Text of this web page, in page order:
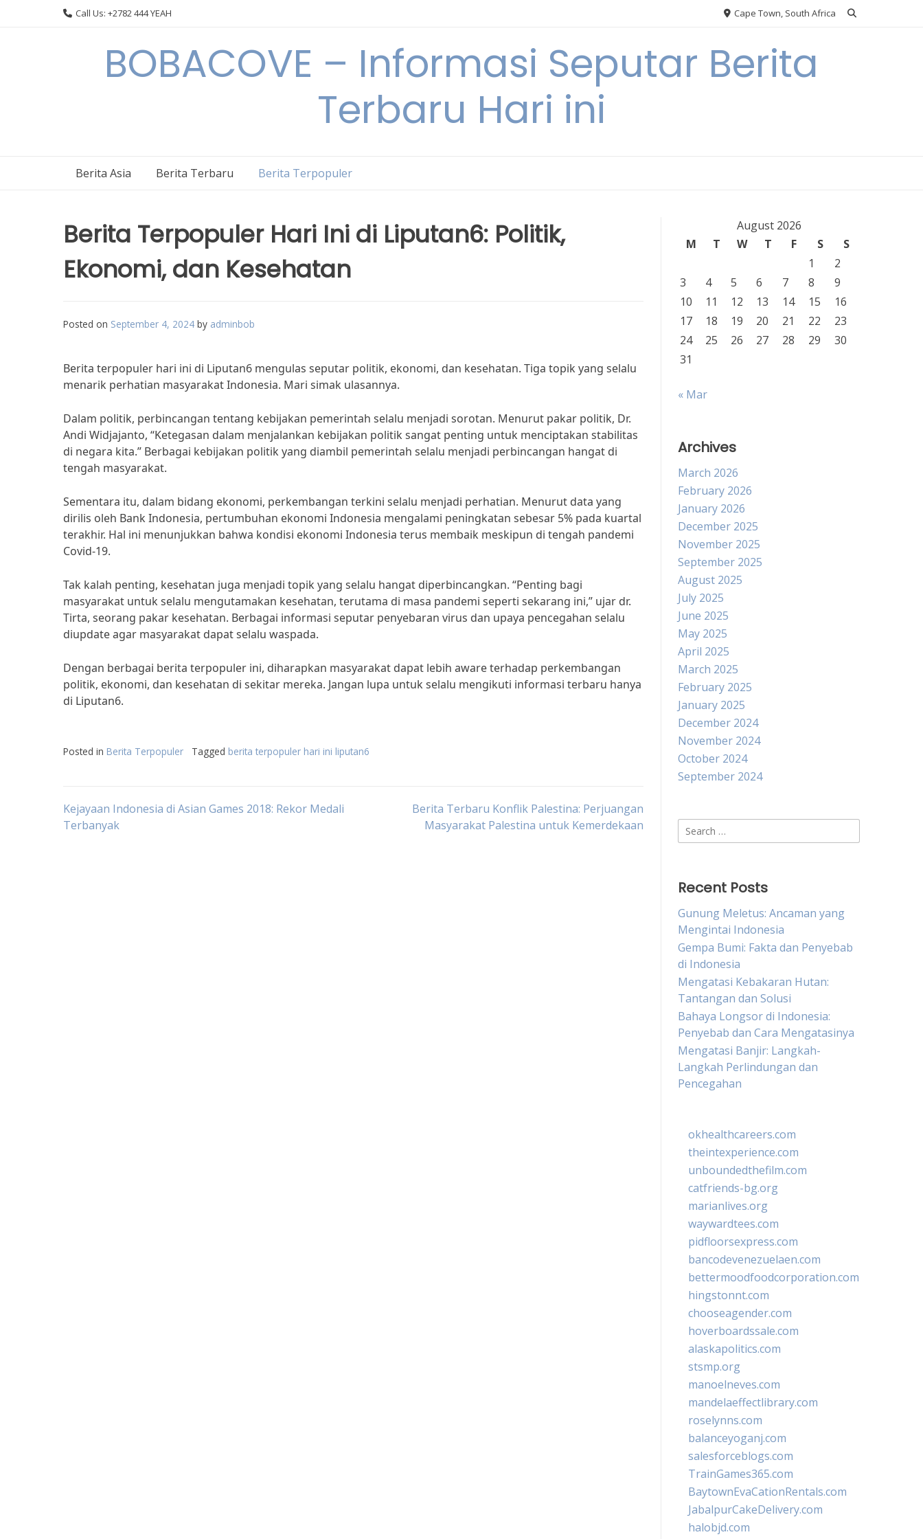
Call Us: +2782 444 YEAH Cape Town, South Africa
BOBACOVE – Informasi Seputar Berita
Terbaru Hari ini
Berita Asia Berita Terbaru Berita Terpopuler
Berita Terpopuler Hari Ini di Liputan6: Politik,
Ekonomi, dan Kesehatan
Posted on September 4, 2024 by adminbob
Berita terpopuler hari ini di Liputan6 mengulas seputar politik, ekonomi, dan kesehatan. Tiga topik yang selalu
menarik perhatian masyarakat Indonesia. Mari simak ulasannya.
Dalam politik, perbincangan tentang kebijakan pemerintah selalu menjadi sorotan. Menurut pakar politik, Dr.
Andi Widjajanto, “Ketegasan dalam menjalankan kebijakan politik sangat penting untuk menciptakan stabilitas
di negara kita.” Berbagai kebijakan politik yang diambil pemerintah selalu menjadi perbincangan hangat di
tengah masyarakat.
Sementara itu, dalam bidang ekonomi, perkembangan terkini selalu menjadi perhatian. Menurut data yang
dirilis oleh Bank Indonesia, pertumbuhan ekonomi Indonesia mengalami peningkatan sebesar 5% pada kuartal
terakhir. Hal ini menunjukkan bahwa kondisi ekonomi Indonesia terus membaik meskipun di tengah pandemi
Covid-19.
Tak kalah penting, kesehatan juga menjadi topik yang selalu hangat diperbincangkan. “Penting bagi
masyarakat untuk selalu mengutamakan kesehatan, terutama di masa pandemi seperti sekarang ini,” ujar dr.
Tirta, seorang pakar kesehatan. Berbagai informasi seputar penyebaran virus dan upaya pencegahan selalu
diupdate agar masyarakat dapat selalu waspada.
Dengan berbagai berita terpopuler ini, diharapkan masyarakat dapat lebih aware terhadap perkembangan
politik, ekonomi, dan kesehatan di sekitar mereka. Jangan lupa untuk selalu mengikuti informasi terbaru hanya
di Liputan6.
Posted in Berita Terpopuler Tagged berita terpopuler hari ini liputan6
Post
Kejayaan Indonesia di Asian Games 2018: Rekor Medali
Terbanyak
Berita Terbaru Konflik Palestina: Perjuangan
Masyarakat Palestina untuk Kemerdekaan
August 2026
M
T W T F S
S
1
2
3
4 5 6 7 8
9
10
11 12 13 14 15
16
17
18 19 20 21 22
23
24
25 26 27 28 29
30
31
« Mar
Archives
March 2026
February 2026
January 2026
December 2025
November 2025
September 2025
August 2025
July 2025
June 2025
May 2025
April 2025
March 2025
February 2025
January 2025
December 2024
November 2024
October 2024
September 2024
Search
for:
Recent Posts
Gunung Meletus: Ancaman yang
Mengintai Indonesia
Gempa Bumi: Fakta dan Penyebab
di Indonesia
Mengatasi Kebakaran Hutan:
Tantangan dan Solusi
Bahaya Longsor di Indonesia:
Penyebab dan Cara Mengatasinya
Mengatasi Banjir: Langkah-
Langkah Perlindungan dan
Pencegahan
okhealthcareers.com
theintexperience.com
unboundedthefilm.com
catfriends-bg.org
marianlives.org
waywardtees.com
pidfloorsexpress.com
bancodevenezuelaen.com
bettermoodfoodcorporation.com
hingstonnt.com
chooseagender.com
hoverboardssale.com
alaskapolitics.com
stsmp.org
manoelneves.com
mandelaeffectlibrary.com
roselynns.com
balanceyoganj.com
salesforceblogs.com
TrainGames365.com
BaytownEvaCationRentals.com
JabalpurCakeDelivery.com
halobjd.com